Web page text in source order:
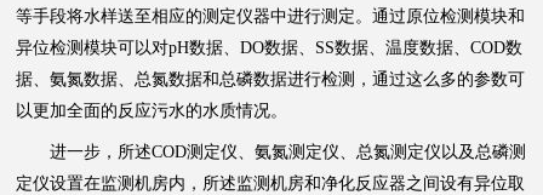
等手段将水样送至相应的测定仪器中进行测定。通过原位检测模块和
异位检测模块可以对pH数据、DO数据、SS数据、温度数据、COD数
据、氨氮数据、总氮数据和总磷数据进行检测，通过这么多的参数可
以更加全面的反应污水的水质情况。
进一步，所述COD测定仪、氨氮测定仪、总氮测定仪以及总磷测
定仪设置在监测机房内，所述监测机房和净化反应器之间设有异位取